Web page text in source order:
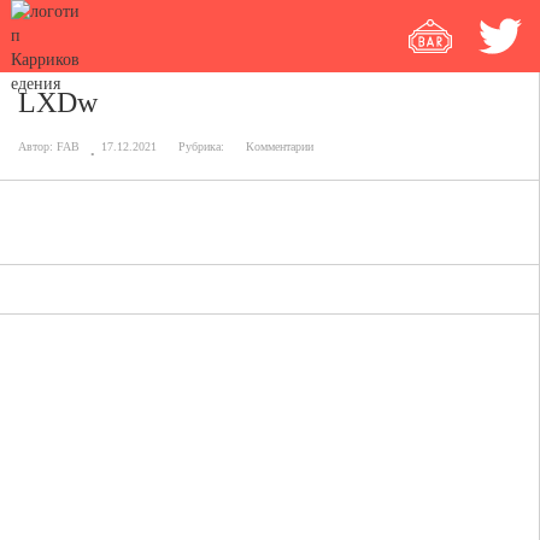
LXDw
Автор: FAB 17.12.2021 Рубрика: Комментарии